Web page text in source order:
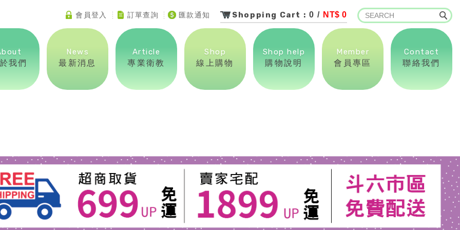
會員登入 訂單查詢 匯款通知 Shopping Cart : 0 / NT$ 0
我們
News
最新消息
Article
專業衛教
Shop
線上購物
Shop help
購物說明
Member
會員專區
Contact
聯絡我們